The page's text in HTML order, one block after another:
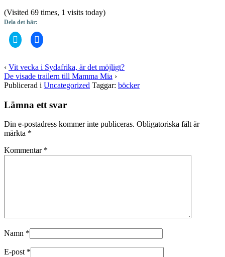
(Visited 69 times, 1 visits today)
Dela det här:
Klicka
för
på
Twitter
(Öppnas
i
ett
fönster)
Klicka
för
på
Facebook
(Öppnas
i
ett
fönster)
‹ Vit vecka i Sydafrika, är det möjligt?
De visade trailern till Mamma Mia ›
Publicerad i Uncategorized Taggar: böcker
Lämna ett svar
Din e-postadress kommer inte publiceras. Obligatoriska fält är
märkta *
Kommentar *
Namn *
E-post *